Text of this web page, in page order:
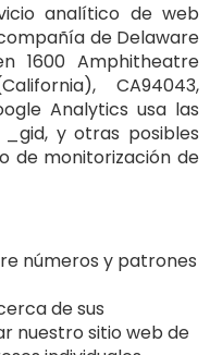
analítico de web
de Delaware
1600 Amphitheatre
CA94043,
Analytics usa las
y otras posibles
de monitorización de
números y patrones
de sus
nuestro sitio web de